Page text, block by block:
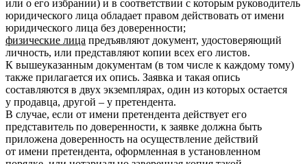
или о его избрании) и в соответствии с которым руководитель
юридического лица обладает правом действовать от имени
юридического лица без доверенности;
физические лица предъявляют документ, удостоверяющий
личность, или представляют копии всех его листов.
К вышеуказанным документам (в том числе к каждому тому)
также прилагается их опись. Заявка и такая опись
составляются в двух экземплярах, один из которых остается
у продавца, другой – у претендента.
В случае, если от имени претендента действует его
представитель по доверенности, к заявке должна быть
приложена доверенность на осуществление действий
от имени претендента, оформленная в установленном